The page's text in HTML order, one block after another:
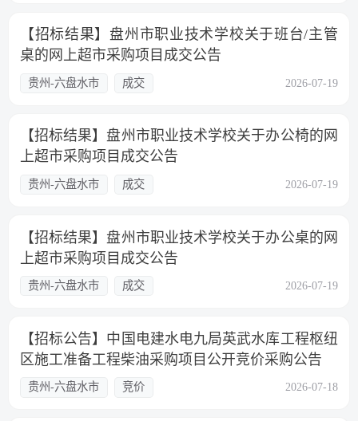
【招标结果】盘州市职业技术学校关于班台/主管
桌的网上超市采购项目成交公告
贵州-六盘水市 成交 2026-07-19
【招标结果】盘州市职业技术学校关于办公椅的网
上超市采购项目成交公告
贵州-六盘水市 成交 2026-07-19
【招标结果】盘州市职业技术学校关于办公桌的网
上超市采购项目成交公告
贵州-六盘水市 成交 2026-07-19
【招标公告】中国电建水电九局英武水库工程枢纽
区施工准备工程柴油采购项目公开竞价采购公告
贵州-六盘水市 竞价 2026-07-18